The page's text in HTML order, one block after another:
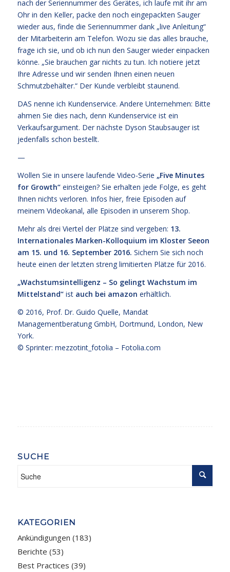
nach der Seriennummer des Gerätes, ich laufe mit ihr am
Ohr in den Keller, packe den noch eingepackten Sauger
wieder aus, finde die Seriennummer dank „live Anleitung“
der Mitarbeiterin am Telefon. Wozu sie das alles brauche,
frage ich sie, und ob ich nun den Sauger wieder einpacken
könne. „Sie brauchen gar nichts zu tun. Ich notiere jetzt
Ihre Adresse und wir senden Ihnen einen neuen
Schmutzbehälter.“ Der Kunde verbleibt staunend.
DAS nenne ich Kundenservice. Andere Unternehmen: Bitte
ahmen Sie dies nach, denn Kundenservice ist ein
Verkaufsargument. Der nächste Dyson Staubsauger ist
jedenfalls schon bestellt.
—
Wollen Sie in unsere laufende Video-Serie „Five Minutes
for Growth“ einsteigen? Sie erhalten jede Folge, es geht
Ihnen nichts verloren. Infos hier, freie Episoden auf
meinem Videokanal, alle Episoden in unserem Shop.
Mehr als drei Viertel der Plätze sind vergeben: 13.
Internationales Marken-Kolloquium im Kloster Seeon
am 15. und 16. September 2016. Sichern Sie sich noch
heute einen der letzten streng limitierten Plätze für 2016.
„Wachstumsintelligenz – So gelingt Wachstum im
Mittelstand“ist auch bei amazon erhältlich.
© 2016, Prof. Dr. Guido Quelle, Mandat
Managementberatung GmbH, Dortmund, London, New
York.
© Sprinter: mezzotint_fotolia – Fotolia.com
SUCHE
KATEGORIEN
Ankündigungen (183)
Berichte (53)
Best Practices (39)